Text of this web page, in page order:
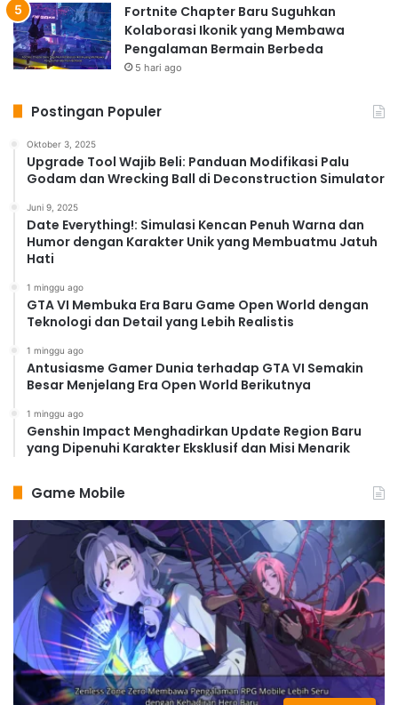
Fortnite Chapter Baru Suguhkan
Kolaborasi Ikonik yang Membawa
Pengalaman Bermain Berbeda
5 hari ago
Postingan Populer
Oktober 3, 2025
Upgrade Tool Wajib Beli: Panduan Modifikasi Palu
Godam dan Wrecking Ball di Deconstruction Simulator
Juni 9, 2025
Date Everything!: Simulasi Kencan Penuh Warna dan
Humor dengan Karakter Unik yang Membuatmu Jatuh
Hati
1 minggu ago
GTA VI Membuka Era Baru Game Open World dengan
Teknologi dan Detail yang Lebih Realistis
1 minggu ago
Antusiasme Gamer Dunia terhadap GTA VI Semakin
Besar Menjelang Era Open World Berikutnya
1 minggu ago
Genshin Impact Menghadirkan Update Region Baru
yang Dipenuhi Karakter Eksklusif dan Misi Menarik
Game Mobile